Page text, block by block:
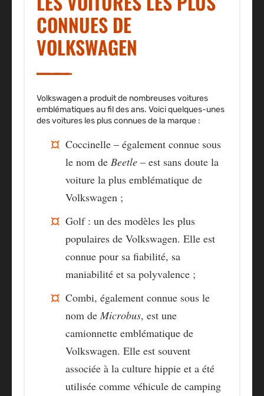
CONNUES DE
VOLKSWAGEN
Volkswagen a produit de nombreuses voitures
emblématiques au fil des ans. Voici quelques-unes
des voitures les plus connues de la marque :
Coccinelle – également connue sous
le nom de Beetle – est sans doute la
voiture la plus emblématique de
Volkswagen ;
Golf: un des modèles les plus
populaires de Volkswagen. Elle est
connue pour sa fiabilité, sa
maniabilité et sa polyvalence ;
Combi, également connue sous le
nom de Microbus, est une
camionnette emblématique de
Volkswagen. Elle est souvent
associée à la culture hippie et a été
utilisée comme véhicule de camping